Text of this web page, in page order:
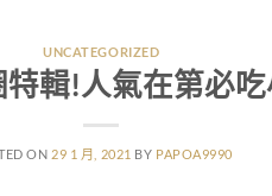
UNCATEGORIZED
輯!人氣在第必吃
ON 29 1 月, 2021 BY PAPOA9990